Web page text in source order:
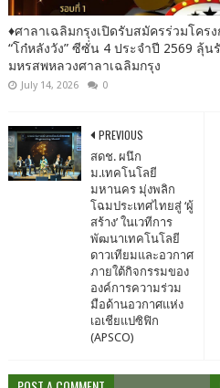
♦️ศาลาเฉลิมกรุงเปิดรับสมัครร่วมโคร
“โก๋หลังวัง” ซีซั่น 4 ประจำปี 2569 ลุ้น
มหรสพหลวงศาลาเฉลิมกรุง
July 14, 2026 0
PREVIOUS
สดช. ผนึก
ม.เทคโนโลยี
มหานคร มุ่งพลิก
โฉมประเทศไทยสู่ ‘ผู้
สร้าง’ ในเวทีการ
พัฒนาเทคโนโลยี
ดาวเทียมและอวกาศ
ภายใต้กิจกรรมของ
องค์การความร่วม
มือด้านอวกาศแห่ง
เอเชียแปซิฟิก
(APSCO)